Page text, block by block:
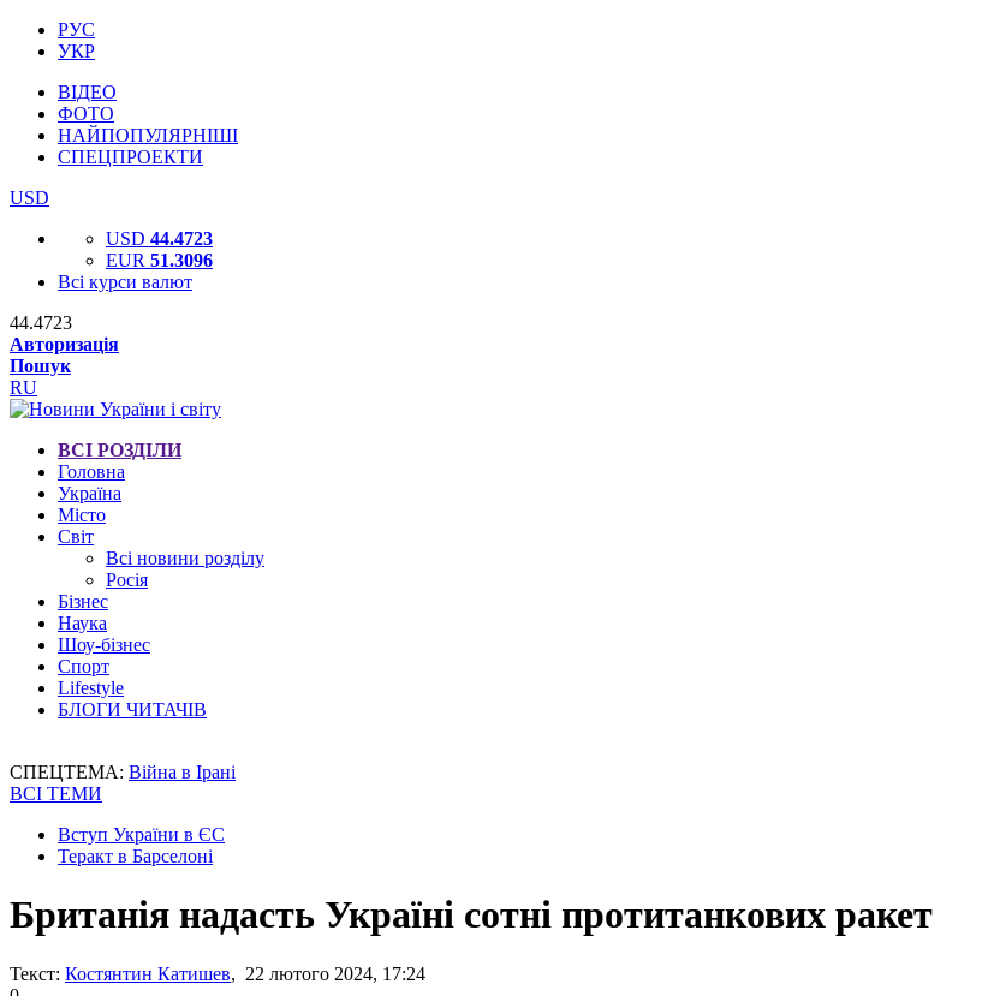
РУС
УКР
ВІДЕО
ФОТО
НАЙПОПУЛЯРНІШІ
СПЕЦПРОЕКТИ
USD
USD 44.4723
EUR 51.3096
Всі курси валют
44.4723
Авторизація
Пошук
RU
ВСІ РОЗДІЛИ
Головна
Україна
Місто
Світ
Всі новини розділу
Росія
Бізнес
Наука
Шоу-бізнес
Спорт
Lifestyle
БЛОГИ ЧИТАЧІВ
СПЕЦТЕМА: Війна в Ірані
ВСІ ТЕМИ
Вступ України в ЄС
Теракт в Барселоні
Британія надасть Україні сотні протитанкових ракет
Текст: Костянтин Катишев, 22 лютого 2024, 17:24